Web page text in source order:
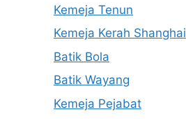
Kemeja Tenun
Kemeja Kerah Shanghai
Batik Bola
Batik Wayang
Kemeja Pejabat